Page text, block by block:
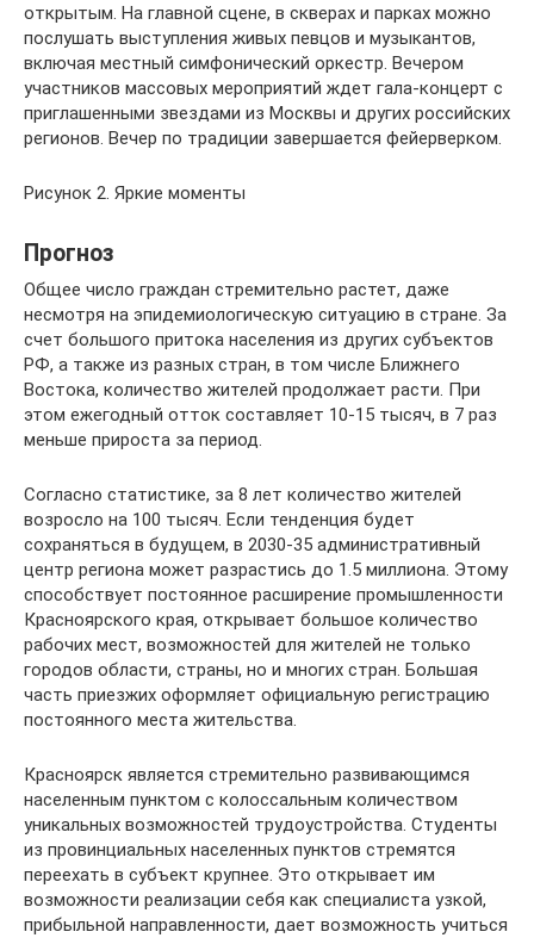
открытым. На главной сцене, в скверах и парках можно
послушать выступления живых певцов и музыкантов,
включая местный симфонический оркестр. Вечером
участников массовых мероприятий ждет гала-концерт с
приглашенными звездами из Москвы и других российских
регионов. Вечер по традиции завершается фейерверком.
Рисунок 2. Яркие моменты
Прогноз
Общее число граждан стремительно растет, даже
несмотря на эпидемиологическую ситуацию в стране. За
счет большого притока населения из других субъектов
РФ, а также из разных стран, в том числе Ближнего
Востока, количество жителей продолжает расти. При
этом ежегодный отток составляет 10-15 тысяч, в 7 раз
меньше прироста за период.
Согласно статистике, за 8 лет количество жителей
возросло на 100 тысяч. Если тенденция будет
сохраняться в будущем, в 2030-35 административный
центр региона может разрастись до 1.5 миллиона. Этому
способствует постоянное расширение промышленности
Красноярского края, открывает большое количество
рабочих мест, возможностей для жителей не только
городов области, страны, но и многих стран. Большая
часть приезжих оформляет официальную регистрацию
постоянного места жительства.
Красноярск является стремительно развивающимся
населенным пунктом с колоссальным количеством
уникальных возможностей трудоустройства. Студенты
из провинциальных населенных пунктов стремятся
переехать в субъект крупнее. Это открывает им
возможности реализации себя как специалиста узкой,
прибыльной направленности, дает возможность учиться